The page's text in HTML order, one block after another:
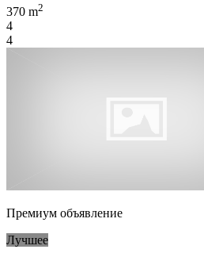
370 m2
4
4
Премиум объявление
Лучшее